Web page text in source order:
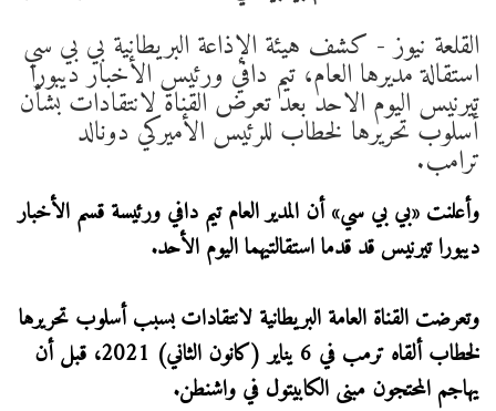
القلعة نيوز - كشف هيئة الإذاعة البريطانية بي بي سي
استقالة مديرها العام، تيم دافي ورئيس الأخبار ديبورا
تيرنيس اليوم الاحد بعد تعرض القناة لانتقادات بشأن
أسلوب تحريرها لخطاب للرئيس الأميركي دونالد
ترامب.
وأعلنت «بي بي سي» أن المدير العام تيم دافي ورئيسة قسم الأخبار
ديبورا تيرنيس قد قدما استقالتيهما اليوم الأحد.
وتعرضت القناة العامة البريطانية لانتقادات بسبب أسلوب تحريرها
لخطاب ألقاه ترمب في 6 يناير (كانون الثاني) 2021، قبل أن
يهاجم المحتجون مبنى الكابيتول في واشنطن.